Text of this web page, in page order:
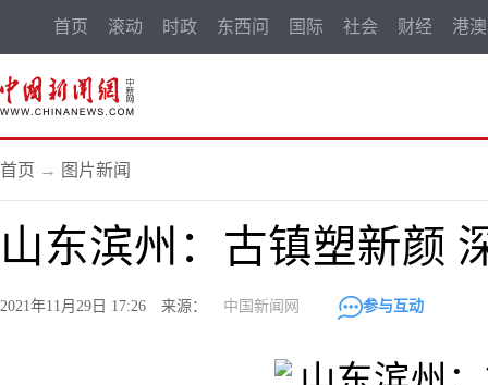
首页 滚动 时政 东西问 国际 社会 财经 港澳
首页 → 图片新闻
山东滨州：古镇塑新颜
2021年11月29日 17:26 来源： 中国新闻网 参与互动